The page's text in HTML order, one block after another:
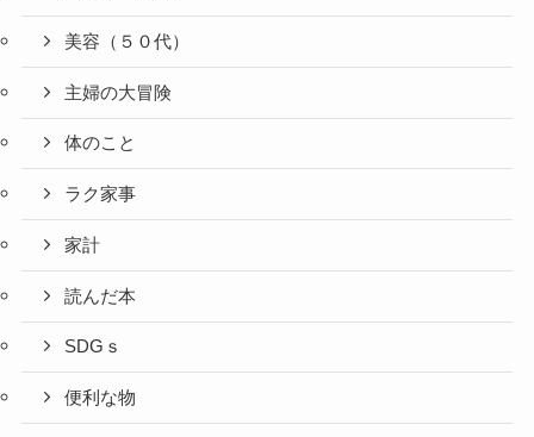
美容（５０代）
主婦の大冒険
体のこと
ラク家事
家計
読んだ本
SDGｓ
便利な物